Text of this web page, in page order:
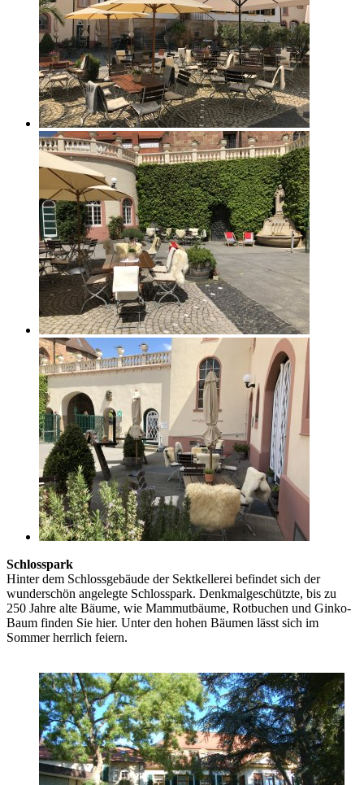
Schlosspark
Hinter dem Schlossgebäude der Sektkellerei befindet sich der
wunderschön angelegte Schlosspark. Denkmalgeschützte, bis zu
250 Jahre alte Bäume, wie Mammutbäume, Rotbuchen und Ginko-
Baum finden Sie hier. Unter den hohen Bäumen lässt sich im
Sommer herrlich feiern.